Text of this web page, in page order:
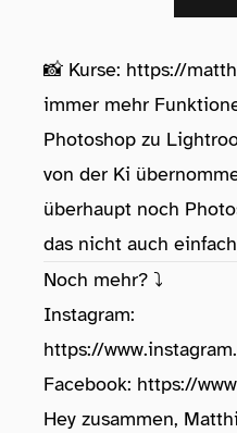
📸 Kurse: https://
immer mehr
Photoshop zu
von der Ki
überhaupt noch
das nicht auch
Noch mehr? ⤵️
Instagram:
https://
Facebook: https://
Hey zusammen,